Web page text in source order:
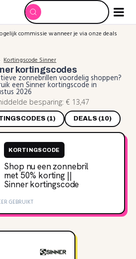
commissie wanneer je via onze deals
Kortingscode Sinner
kortingscodes
zonnebrillen voordelig shoppen?
een Sinner kortingscode in
2026
besparing: € 13,47
(1) DEALS (10)
KORTINGSCODE
Shop nu een zonnebril
met 50‌% korting ||
Sinner kortingscode
GEBRUIKT